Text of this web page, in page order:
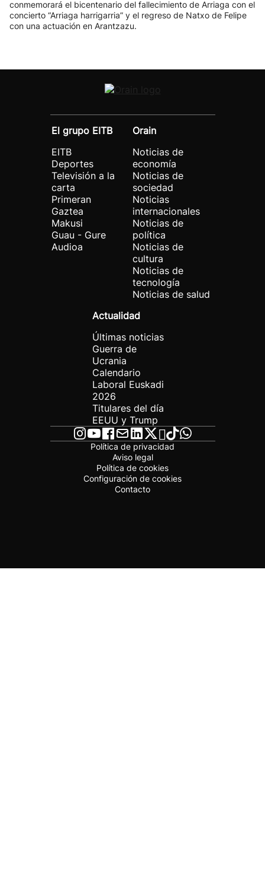
conmemorará el bicentenario del fallecimiento de Arriaga con el
concierto “Arriaga harrigarria” y el regreso de Natxo de Felipe
con una actuación en Arantzazu.
El grupo EITB
EITB
Deportes
Televisión a la
carta
Primeran
Gaztea
Makusi
Guau - Gure
Audioa
Orain
Noticias de
economía
Noticias de
sociedad
Noticias
internacionales
Noticias de
política
Noticias de
cultura
Noticias de
tecnología
Noticias de salud
Actualidad
Últimas noticias
Guerra de
Ucrania
Calendario
Laboral Euskadi
2026
Titulares del día
EEUU y Trump
Política de privacidad
Aviso legal
Política de cookies
Configuración de cookies
Contacto